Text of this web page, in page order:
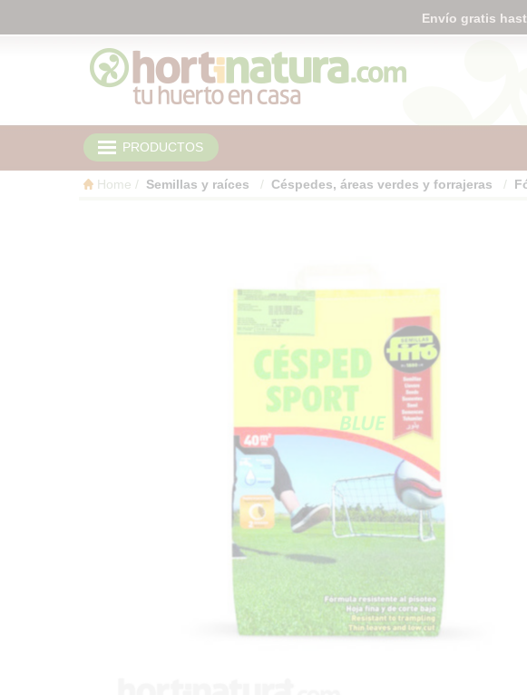
Envío gratis
PRODUCTOS
Home Semillas y raíces Céspedes, áreas verdes y forrajeras